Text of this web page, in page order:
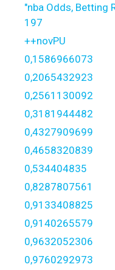
"nba Odds, Betting
197
++novPU
0,1586966073
0,2065432923
0,2561130092
0,3181944482
0,4327909699
0,4658320839
0,534404835
0,8287807561
0,9133408825
0,9140265579
0,9632052306
0,9760292973